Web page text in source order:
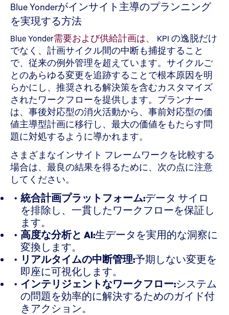
Blue Yonderがインサイト主導のプランニング
を実現する方法
Blue Yonder需要および供給計画は、
KPI の逸脱だけ
でなく、計画サイクル間の中断も捕捉すること
で、従来の例外管理を超えています。サイクルご
とのあらゆる変更を追跡することで根本原因を明
らかにし、推奨される解決策を含むカスタマイズ
されたワークフローを提供します。プランナー
は、事後対応型の消火活動から、事前対応型の価
値主導型計画に移行し、最大の価値をもたらす問
題に対処するように導かれます。
さまざまなインサイト フレームワークを比較する
場合は、最良の結果を得るために、次の点に注意
してください。
統合計画プラットフォーム:データ サイロ
を排除し、一貫したワークフローを保証し
ます。
高度な分析と AI:生データを実用的な洞察に
変換します。
リアルタイムの中断管理:予期しない変更を
即座に可視化します。
インテリジェントなワークフロー:システム
の問題を効率的に解決するためのガイド付
きアクション。